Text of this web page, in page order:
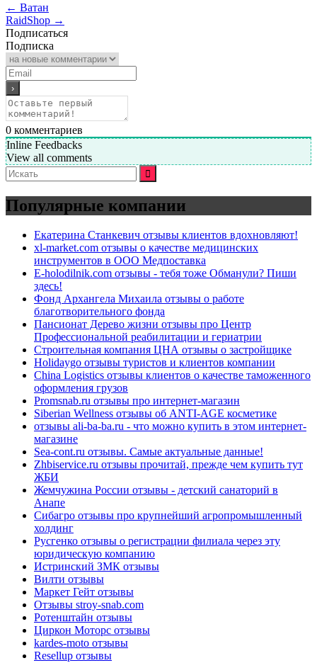
← Ватан
RaidShop →
Подписаться
Подписка
0 комментариев
Inline Feedbacks
View all comments
Искать:
Популярные компании
Екатерина Станкевич отзывы клиентов вдохновляют!
xl-market.com отзывы о качестве медицинских
инструментов в ООО Медпоставка
E-holodilnik.com отзывы - тебя тоже Обманули? Пиши
здесь!
Фонд Архангела Михаила отзывы о работе
благотворительного фонда
Пансионат Дерево жизни отзывы про Центр
Профессиональной реабилитации и гериатрии
Строительная компания ЦНА отзывы о застройщике
Holidaygo отзывы туристов и клиентов компании
China Logistics отзывы клиентов о качестве таможенного
оформления грузов
Promsnab.ru отзывы про интернет-магазин
Siberian Wellness отзывы об ANTI-AGE косметике
отзывы ali-ba-ba.ru - что можно купить в этом интернет-
магазине
Sea-cont.ru отзывы. Самые актуальные данные!
Zhbiservice.ru отзывы прочитай, прежде чем купить тут
ЖБИ
Жемчужина России отзывы - детский санаторий в
Анапе
Сибагро отзывы про крупнейший агропромышленный
холдинг
Русгенко отзывы о регистрации филиала через эту
юридическую компанию
Истринский ЗМК отзывы
Вилти отзывы
Маркет Гейт отзывы
Отзывы stroy-snab.com
Ротенштайн отзывы
Циркон Моторс отзывы
kardes-moto отзывы
Resellup отзывы